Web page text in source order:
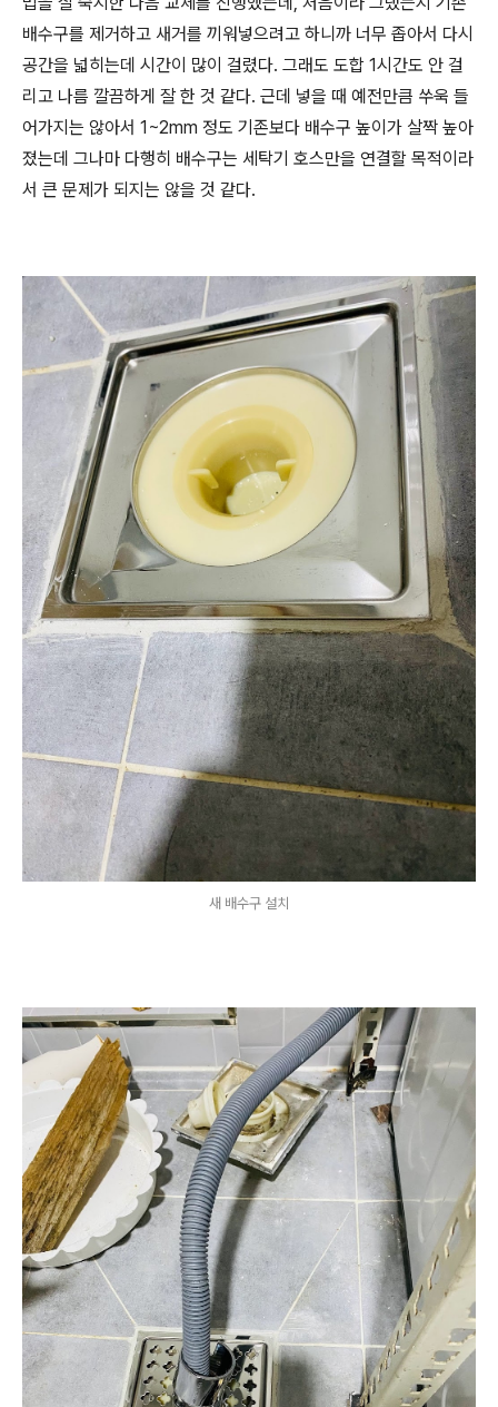
배수구를 제거하고 새거를 끼워넣으려고 하니까 너무 좁아서 다시
공간을 넓히는데 시간이 많이 걸렸다. 그래도 도합 1시간도 안 걸
리고 나름 깔끔하게 잘 한 것 같다. 근데 넣을 때 예전만큼 쑤욱 들
어가지는 않아서 1~2mm 정도 기존보다 배수구 높이가 살짝 높아
졌는데 그나마 다행히 배수구는 세탁기 호스만을 연결할 목적이라
서 큰 문제가 되지는 않을 것 같다.
새 배수구 설치